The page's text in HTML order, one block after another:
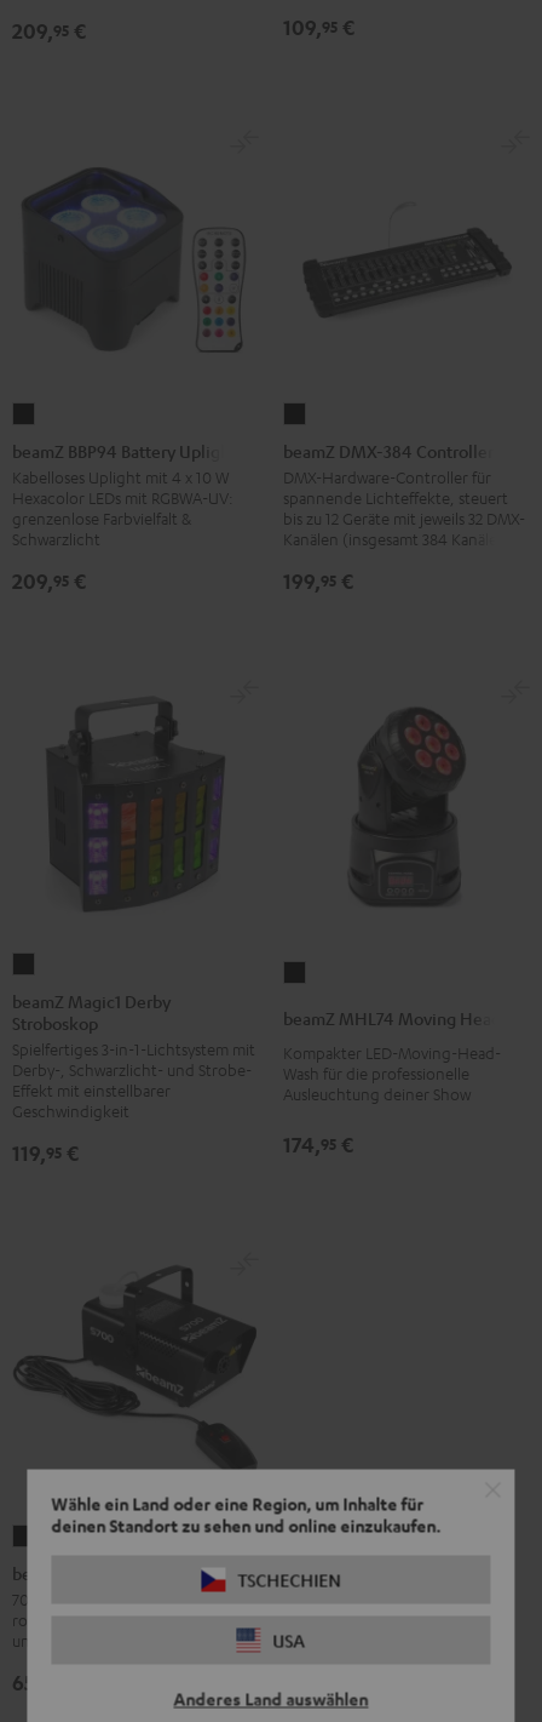
Wähle ein Land oder eine Region, um Inhalte für
deinen Standort zu sehen und online einzukaufen.
TSCHECHIEN
USA
Anderes Land auswählen
209,95 €
Schwarz
109,95 €
BBP94
Battery
Uplight
Schwarz
beamZ BBP94 Battery Uplight
Kabelloses Uplight mit 4 x 10 W
Hexacolor LEDs mit RGBWA-UV:
grenzenlose Farbvielfalt &
Schwarzlicht
209,95 €
DMX-
384
Controller
Schwarz
beamZ DMX-384 Controller
DMX-Hardware-Controller für
spannende Lichteffekte, steuert
bis zu 12 Geräte mit jeweils 32 DMX-
Kanälen (insgesamt 384 Kanäle)
199,95 €
Magic1
Derby
Stroboskop
Schwarz
beamZ Magic1 Derby
Stroboskop
Spielfertiges 3-in-1-Lichtsystem mit
Derby-, Schwarzlicht- und Strobe-
Effekt mit einstellbarer
Geschwindigkeit
119,95 €
Moving
Head
Schwarz
beamZ MHL74 Moving Head
Kompakter LED-Moving-Head-
Wash für die professionelle
Ausleuchtung deiner Show
174,95 €
beamZ
beamZ S700 Nebelmaschine
700-Watt-Nebelmaschine in
robuster Ausführung für Bühne, Bar
und Club
65,